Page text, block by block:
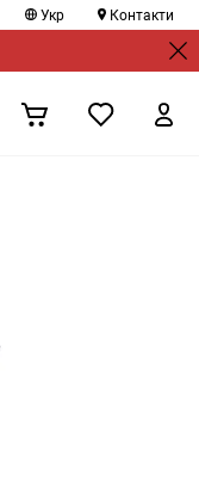
Укр Контакти